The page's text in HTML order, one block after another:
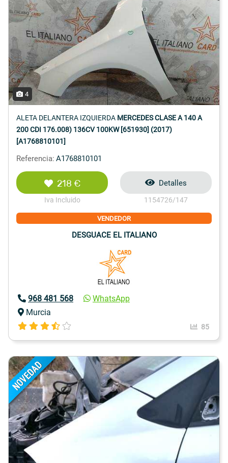
4
ALETA DELANTERA IZQUIERDA MERCEDES CLASE A 140 A
200 CDI 176.008) 136CV 100KW [651930] (2017)
[A1768810101]
Referencia: A1768810101
218 €
Iva Incluido
Detalles
1154726/147
VENDEDOR
DESGUACE EL ITALIANO
968 481 568
WhatsApp
Murcia
85